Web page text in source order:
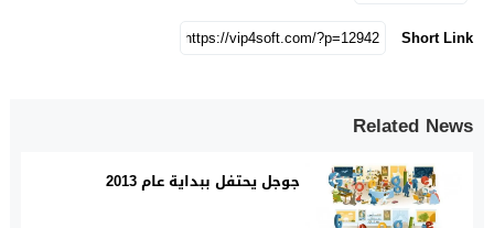
Short Link
Related News
جوجل يحتفل ببداية عام 2013